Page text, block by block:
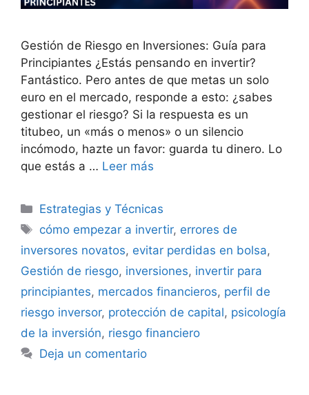
Gestión de Riesgo en Inversiones: Guía para
Principiantes ¿Estás pensando en invertir?
Fantástico. Pero antes de que metas un solo
euro en el mercado, responde a esto: ¿sabes
gestionar el riesgo? Si la respuesta es un
titubeo, un «más o menos» o un silencio
incómodo, hazte un favor: guarda tu dinero. Lo
que estás a … Leer más
Categorías
Estrategias y Técnicas
Etiquetas
cómo empezar a invertir, errores de
inversores novatos, evitar perdidas en bolsa,
Gestión de riesgo, inversiones, invertir para
principiantes, mercados financieros, perfil de
riesgo inversor, protección de capital, psicología
de la inversión, riesgo financiero
Deja un comentario